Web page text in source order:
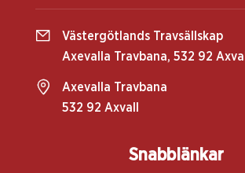
Snabblänkar
Västergötlands Travsällskap
Axevalla Travbana, 532 92 Axvall
Axevalla Travbana
532 92 Axvall